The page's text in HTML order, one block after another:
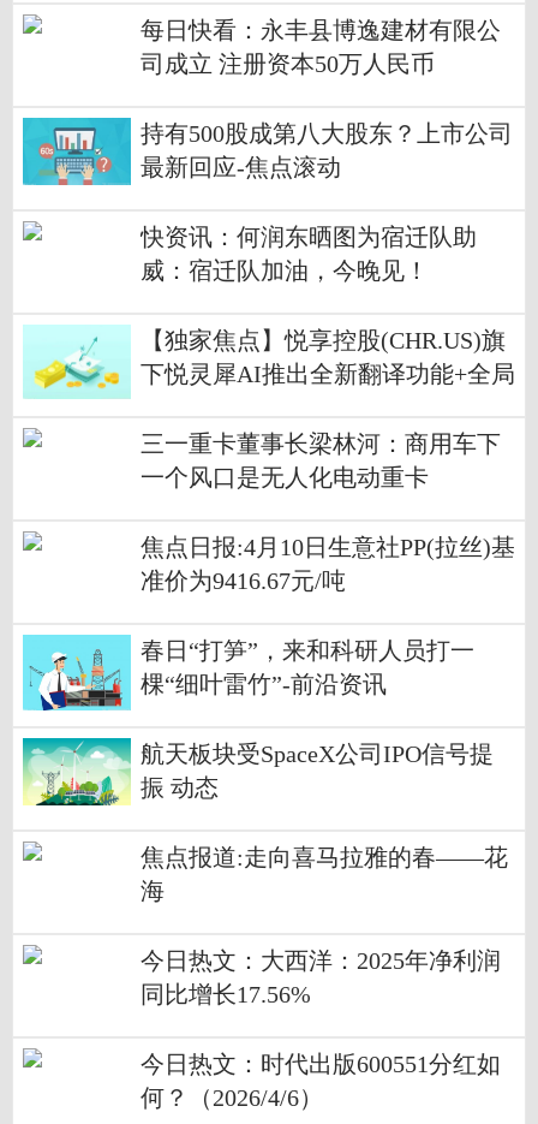
每日快看：永丰县博逸建材有限公
司成立 注册资本50万人民币
持有500股成第八大股东？上市公司
最新回应-焦点滚动
快资讯：何润东晒图为宿迁队助
威：宿迁队加油，今晚见！
【独家焦点】悦享控股(CHR.US)旗
下悦灵犀AI推出全新翻译功能+全局
三一重卡董事长梁林河：商用车下
一个风口是无人化电动重卡
焦点日报:4月10日生意社PP(拉丝)基
准价为9416.67元/吨
春日“打笋”，来和科研人员打一
棵“细叶雷竹”-前沿资讯
航天板块受SpaceX公司IPO信号提
振 动态
焦点报道:走向喜马拉雅的春——花
海
今日热文：大西洋：2025年净利润
同比增长17.56%
今日热文：时代出版600551分红如
何？（2026/4/6）